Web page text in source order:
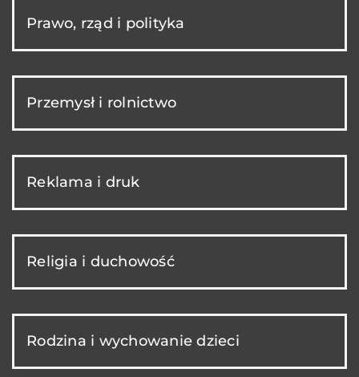
Prawo, rząd i polityka
Przemysł i rolnictwo
Reklama i druk
Religia i duchowość
Rodzina i wychowanie dzieci